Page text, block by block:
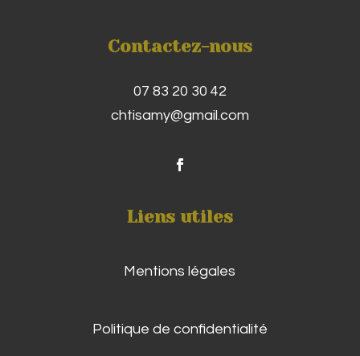
Contactez-nous
07 83 20 30 42
chtisamy@gmail.com
Liens utiles
Mentions légales
Politique de confidentialité